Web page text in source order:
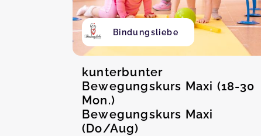
Bindungsliebe
kunterbunter
Bewegungskurs Maxi (18-30
Mon.)
Bewegungskurs Maxi
(Do/Aug)